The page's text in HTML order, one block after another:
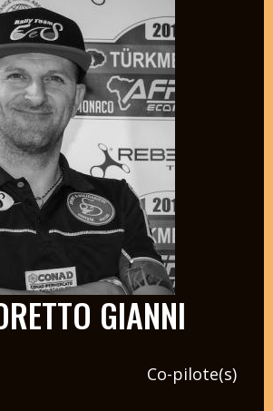
GIANNI
Co-pilote(s)